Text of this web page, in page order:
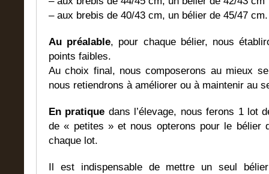
– aux brebis de 40/43 cm, un bélier de 45/47 cm.
Au préalable, pour chaque bélier, nous
points faibles.
Au choix final, nous composerons au mieux
nous retiendrons à améliorer ou à maintenir au
En pratique dans l’élevage, nous ferons 1 lot
de « petites » et nous opterons pour le bélier
chaque lot.
Il est indispensable de mettre un seul